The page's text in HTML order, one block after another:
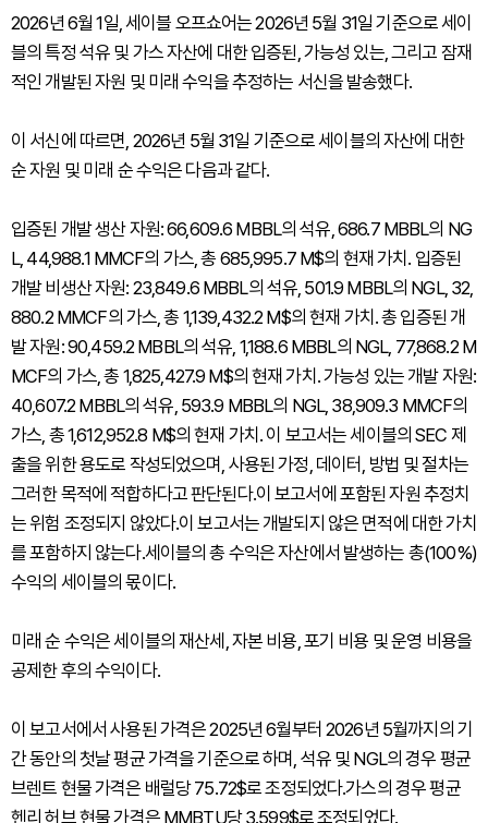
2026년 6월 1일, 세이블 오프쇼어는 2026년 5월 31일 기준으로 세이
블의 특정 석유 및 가스 자산에 대한 입증된, 가능성 있는, 그리고 잠재
적인 개발된 자원 및 미래 수익을 추정하는 서신을 발송했다.
이 서신에 따르면, 2026년 5월 31일 기준으로 세이블의 자산에 대한
순 자원 및 미래 순 수익은 다음과 같다.
입증된 개발 생산 자원: 66,609.6 MBBL의 석유, 686.7 MBBL의 NG
L, 44,988.1 MMCF의 가스, 총 685,995.7 M$의 현재 가치. 입증된
개발 비생산 자원: 23,849.6 MBBL의 석유, 501.9 MBBL의 NGL, 32,
880.2 MMCF의 가스, 총 1,139,432.2 M$의 현재 가치. 총 입증된 개
발 자원: 90,459.2 MBBL의 석유, 1,188.6 MBBL의 NGL, 77,868.2 M
MCF의 가스, 총 1,825,427.9 M$의 현재 가치. 가능성 있는 개발 자원:
40,607.2 MBBL의 석유, 593.9 MBBL의 NGL, 38,909.3 MMCF의
가스, 총 1,612,952.8 M$의 현재 가치. 이 보고서는 세이블의 SEC 제
출을 위한 용도로 작성되었으며, 사용된 가정, 데이터, 방법 및 절차는
그러한 목적에 적합하다고 판단된다.이 보고서에 포함된 자원 추정치
는 위험 조정되지 않았다.이 보고서는 개발되지 않은 면적에 대한 가치
를 포함하지 않는다.세이블의 총 수익은 자산에서 발생하는 총(100%)
수익의 세이블의 몫이다.
미래 순 수익은 세이블의 재산세, 자본 비용, 포기 비용 및 운영 비용을
공제한 후의 수익이다.
이 보고서에서 사용된 가격은 2025년 6월부터 2026년 5월까지의 기
간 동안의 첫날 평균 가격을 기준으로 하며, 석유 및 NGL의 경우 평균
브렌트 현물 가격은 배럴당 75.72$로 조정되었다.가스의 경우 평균
헨리 허브 현물 가격은 MMBTU당 3.599$로 조정되었다.